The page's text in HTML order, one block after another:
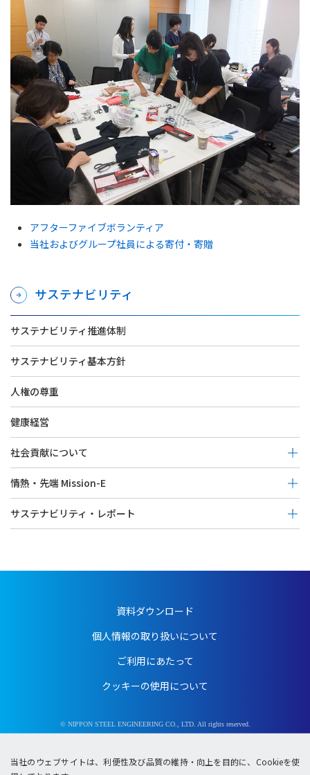
アフターファイブボランティア
当社およびグループ社員による寄付・寄贈
サステナビリティ
サステナビリティ推進体制
サステナビリティ基本方針
人権の尊重
健康経営
社会貢献について
次世代育成（その他）
コミュニティー発展
地球環境保全
災害復興支援
情熱・先端 Mission-E
エネルギーアイランドプロジェクト
スペースアーキテクチャープロジェクト
サステナビリティ・レポート
Sustainability Report 2023（2022/4～2023/3）
Sustainability Report 2021（2020/4～2021/3）
Sustainability Report 2020（2019/4～2020/3）
CSR報告書2018（2017/4～2018/3）
CSR報告書2017（2016/4～2017/3）
CSR報告書2015（2014/4～2015/3）
CSR報告書2012（2012/4～2013/3）
資料ダウンロード
個人情報の取り扱いについて
ご利用にあたって
クッキーの使用について
© NIPPON STEEL ENGINEERING CO., LTD. All rights reserved.
当社のウェブサイトは、利便性及び品質の維持・向上を目的に、Cookieを使